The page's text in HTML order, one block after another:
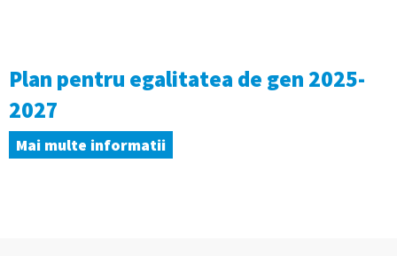
Plan pentru egalitatea de gen 2025-
2027
Mai multe informatii